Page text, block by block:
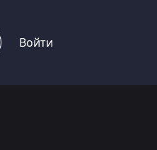
Войти